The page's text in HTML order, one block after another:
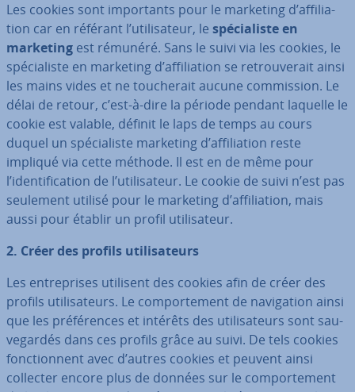
Les cookies sont im­por­tants pour le marketing d’af­fi­lia­
tion car en référant l’uti­li­sa­teur, le spé­cia­liste en
marketing est rémunéré. Sans le suivi via les cookies, le
spé­cia­liste en marketing d’af­fi­lia­tion se re­trou­ve­rait ainsi
les mains vides et ne tou­che­rait aucune com­mis­sion. Le
délai de retour, c’est-à-dire la période pendant laquelle le
cookie est valable, définit le laps de temps au cours
duquel un spé­cia­liste marketing d’af­fi­lia­tion reste
impliqué via cette méthode. Il est en de même pour
l’iden­ti­fi­ca­tion de l’uti­li­sa­teur. Le cookie de suivi n’est pas
seulement utilisé pour le marketing d’af­fi­lia­tion, mais
aussi pour établir un profil uti­li­sa­teur.
2. Créer des profils uti­li­sa­teurs
Les en­tre­prises utilisent des cookies afin de créer des
profils uti­li­sa­teurs. Le com­por­te­ment de na­vi­ga­tion ainsi
que les pré­fé­rences et intérêts des uti­li­sa­teurs sont sau­
ve­gar­dés dans ces profils grâce au suivi. De tels cookies
fonc­tion­nent avec d’autres cookies et peuvent ainsi
collecter encore plus de données sur le com­por­te­ment